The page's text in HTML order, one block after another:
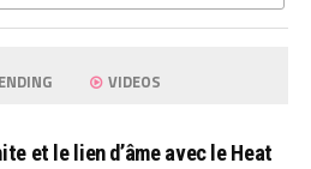
VIDEOS
et le lien d’âme avec le Heat